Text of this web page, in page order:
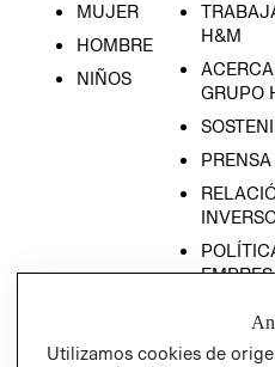
MUJER
HOMBRE
NIÑOS
H&M
GRUPO
PRENSA
Utilizamos cookies de